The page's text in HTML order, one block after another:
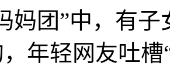
团”中，有子
年轻网友吐